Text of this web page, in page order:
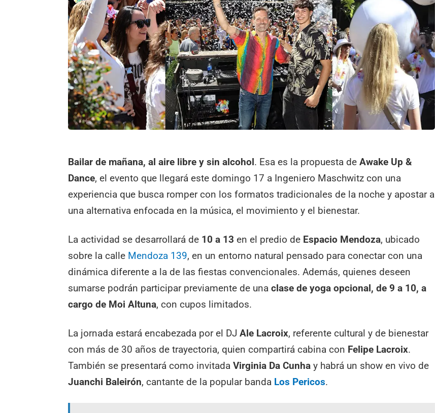
Bailar de mañana, al aire libre y sin alcohol. Esa es la propuesta deAwake Up &
Dance, el evento que llegará este domingo 17 a Ingeniero Maschwitz con una
experiencia que busca romper con los formatos tradicionales de la noche y apostar a
una alternativa enfocada en la música, el movimiento y el bienestar.
La actividad se desarrollará de 10 a 13 en el predio de Espacio Mendoza, ubicado
sobre la calle Mendoza 139, en un entorno natural pensado para conectar con una
dinámica diferente a la de las fiestas convencionales. Además, quienes deseen
sumarse podrán participar previamente de unaclase de yoga opcional, de 9 a 10, a
cargo de Moi Altuna, con cupos limitados.
La jornada estará encabezada por el DJAle Lacroix, referente cultural y de bienestar
con más de 30 años de trayectoria, quien compartirá cabina con Felipe Lacroix.
También se presentará como invitadaVirginia Da Cunha y habrá un show en vivo de
Juanchi Baleirón, cantante de la popular banda Los Pericos.